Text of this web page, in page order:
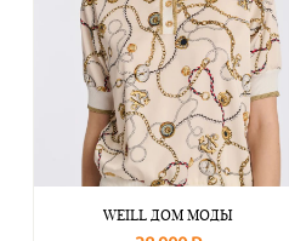
WEILL ДОМ МОДЫ